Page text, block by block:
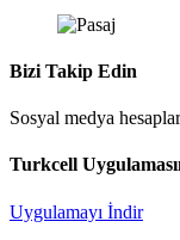
Bizi Takip Edin
Sosyal medya
Turkcell
Uygulamayı İndir